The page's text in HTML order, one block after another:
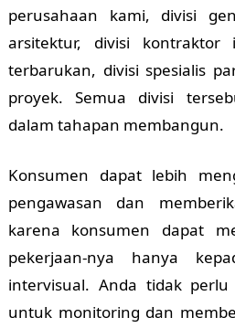
perusahaan kami, divisi
arsitektur, divisi kontraktor
terbarukan, divisi spesialis
proyek. Semua divisi
dalam tahapan membangun.
Konsumen dapat lebih
pengawasan dan
karena konsumen dapat
pekerjaan-nya hanya
intervisual. Anda tidak
untuk monitoring dan